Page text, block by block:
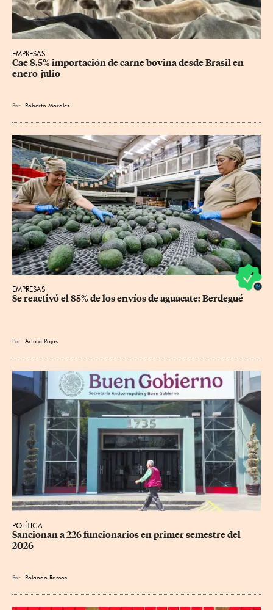
EMPRESAS
Cae 8.5% importación de carne bovina desde Brasil en
enero-julio
Por Roberto Morales
EMPRESAS
Se reactivó el 85% de los envíos de aguacate: Berdegué
Por Arturo Rojas
POLÍTICA
Sancionan a 226 funcionarios en primer semestre del
2026
Por Rolando Ramos